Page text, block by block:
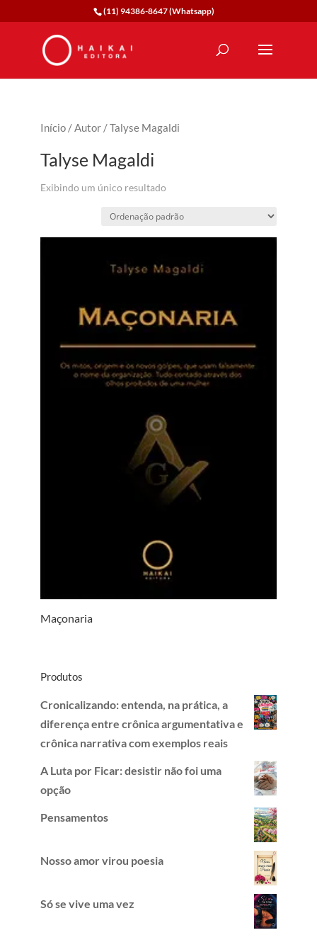
(11) 94386-8647 (Whatsapp)
Início/Autor/ Talyse Magaldi
Talyse Magaldi
Exibindo um único resultado
Maçonaria
Produtos
Cronicalizando: entenda, na prática, a
diferença entre crônica argumentativa e
crônica narrativa com exemplos reais
A Luta por Ficar: desistir não foi uma
opção
Pensamentos
Nosso amor virou poesia
Só se vive uma vez